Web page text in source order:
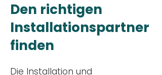
Den richtigen
Installationspartner
finden
Die Installation und